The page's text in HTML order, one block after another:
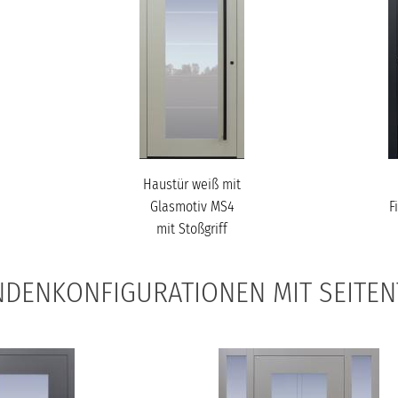
Haustür weiß mit
Glasmotiv MS4
mit Stoßgriff
MIT